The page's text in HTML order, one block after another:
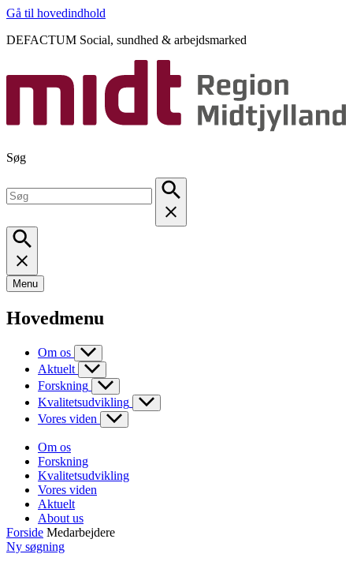
Gå til hovedindhold
DEFACTUM Social, sundhed & arbejdsmarked
Søg
Menu
Hovedmenu
Om os
Aktuelt
Forskning
Kvalitetsudvikling
Vores viden
Om os
Forskning
Kvalitetsudvikling
Vores viden
Aktuelt
About us
Forside Medarbejdere
Ny søgning